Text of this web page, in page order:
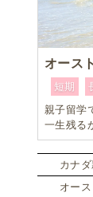
オース
短期
親子留学
一生残る
キングマ
めるオー
カナ
オー